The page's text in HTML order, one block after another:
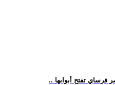
فرساي تفتح أبوابها